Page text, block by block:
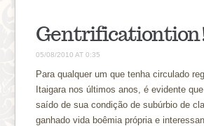
05/08/2010 AT 0:35
Para qualquer um que tenha circulado
Itaigara nos últimos anos, é evidente
saído de sua condição de subúrbio de
ganhado vida boêmia própria e